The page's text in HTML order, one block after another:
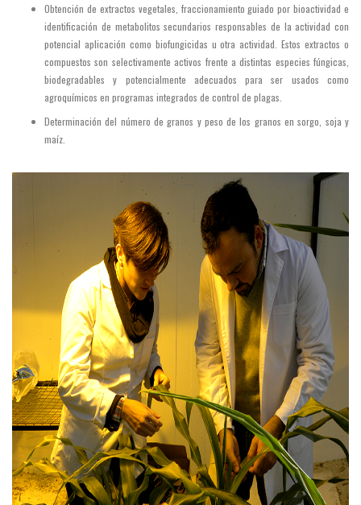
Obtención de extractos vegetales, fraccionamiento guiado por bioactividad e
identificación de metabolitos secundarios responsables de la actividad con
potencial aplicación como biofungicidas u otra actividad. Estos extractos o
compuestos son selectivamente activos frente a distintas especies fúngicas,
biodegradables y potencialmente adecuados para ser usados como
agroquímicos en programas integrados de control de plagas.
Determinación del número de granos y peso de los granos en sorgo, soja y
maíz.